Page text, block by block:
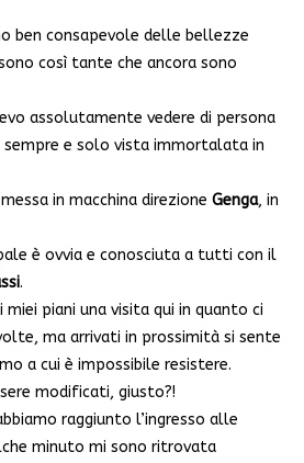
ben consapevole delle bellezze
così tante che ancora sono
assolutamente vedere di persona
sempre e solo vista immortalata in
in macchina direzione Genga, in
è ovvia e conosciuta a tutti con il
.
miei piani una visita qui in quanto ci
ma arrivati in prossimità si sente
a cui è impossibile resistere.
modificati, giusto?!
raggiunto l’ingresso alle
minuto mi sono ritrovata